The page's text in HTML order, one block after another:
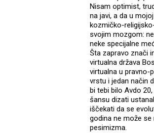
Nisam optimist,
na javi, a da u
kozmičko-
svojim mozgom:
neke specijalne
Šta zapravo znači
virtualna država
virtualna u pravno-
vrstu i jedan način
bi tebi bilo Avdo
šansu dizati
iščekati da se
godina ne može
pesimizma.